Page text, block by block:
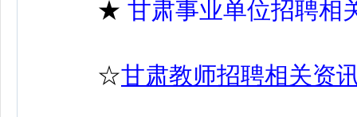
★ 甘肃事业单位招聘相
☆甘肃教师招聘相关资